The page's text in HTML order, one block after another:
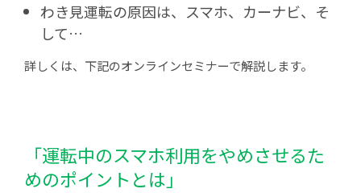
わき見運転の原因は、スマホ、カーナビ、そ
して…
詳しくは、下記のオンラインセミナーで解説します。
「運転中のスマホ利用をやめさせるた
めのポイントとは」